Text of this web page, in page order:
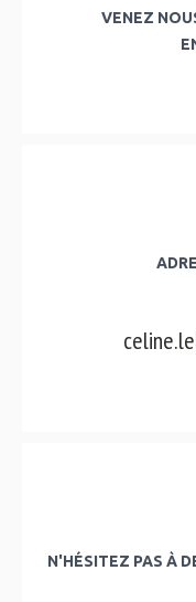
VENEZ
N'HÉSITEZ PAS À